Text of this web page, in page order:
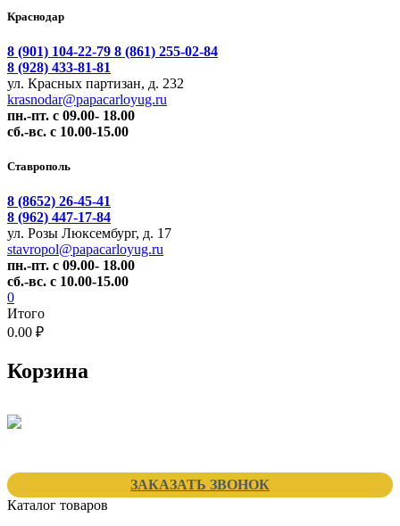
Краснодар
8 (901) 104-22-79 8 (861) 255-02-84
8 (928) 433-81-81
ул. Красных партизан, д. 232
krasnodar@papacarloyug.ru
пн.-пт. с 09.00- 18.00
сб.-вс. с 10.00-15.00
Ставрополь
8 (8652) 26-45-41
8 (962) 447-17-84
ул. Розы Люксембург, д. 17
stavropol@papacarloyug.ru
пн.-пт. с 09.00- 18.00
сб.-вс. с 10.00-15.00
0
Итого
0.00 ₽
Корзина
ЗАКАЗАТЬ ЗВОНОК
Каталог товаров